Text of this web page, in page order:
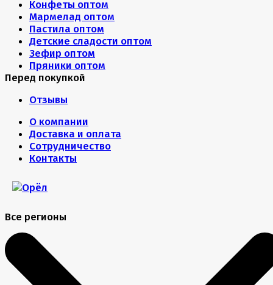
Конфеты оптом
Мармелад оптом
Пастила оптом
Детские сладости оптом
Зефир оптом
Пряники оптом
Перед покупкой
Отзывы
О компании
Доставка и оплата
Сотрудничество
Контакты
Все регионы